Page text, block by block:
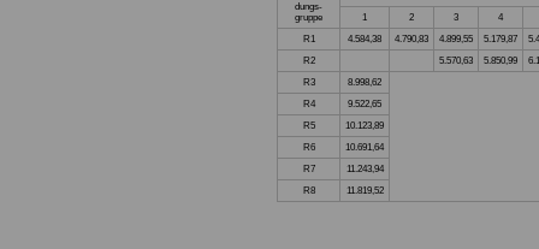
dungs-
gruppe
1 2 3
4
R1
4.584,38 4.790,83 4.899,55 5.179,87
R2
5.570,63 5.850,99
R3
8.998,62
R4
9.522,65
R5
10.123,89
R6
10.691,64
R7
11.243,94
R8
11.819,52